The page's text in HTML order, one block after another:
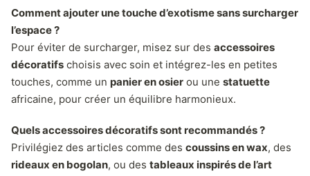
Comment ajouter une touche d’exotisme sans surcharger
l’espace ?
Pour éviter de surcharger, misez sur des accessoires
décoratifs choisis avec soin et intégrez-les en petites
touches, comme un panier en osier ou une statuette
africaine, pour créer un équilibre harmonieux.
Quels accessoires décoratifs sont recommandés ?
Privilégiez des articles comme des coussins en wax, des
rideaux en bogolan, ou des tableaux inspirés de l’art